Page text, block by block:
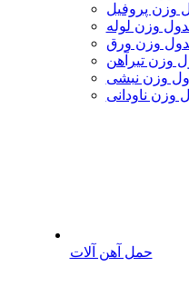
وزن پروفیل
وزن لوله
وزن ورق
وزن تیرآهن
وزن نبشی
وزن ناودانی
حمل آهن آلات